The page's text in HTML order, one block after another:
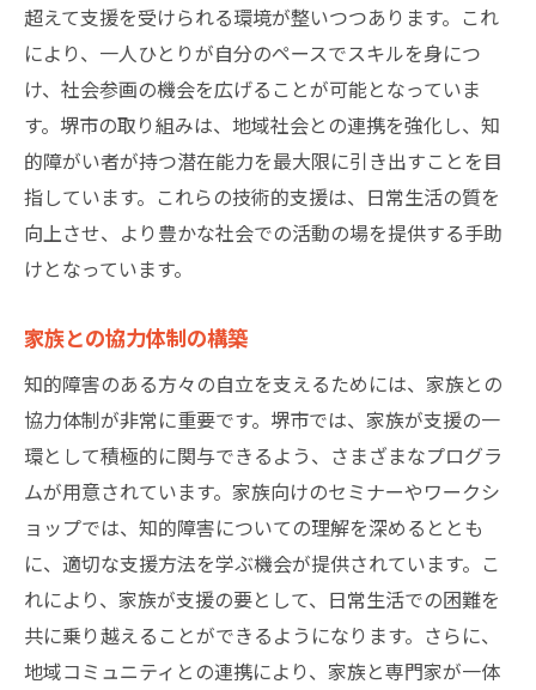
超えて支援を受けられる環境が整いつつあります。これ
により、一人ひとりが自分のペースでスキルを身につ
け、社会参画の機会を広げることが可能となっていま
す。堺市の取り組みは、地域社会との連携を強化し、知
的障がい者が持つ潜在能力を最大限に引き出すことを目
指しています。これらの技術的支援は、日常生活の質を
向上させ、より豊かな社会での活動の場を提供する手助
けとなっています。
家族との協力体制の構築
知的障害のある方々の自立を支えるためには、家族との
協力体制が非常に重要です。堺市では、家族が支援の一
環として積極的に関与できるよう、さまざまなプログラ
ムが用意されています。家族向けのセミナーやワークシ
ョップでは、知的障害についての理解を深めるととも
に、適切な支援方法を学ぶ機会が提供されています。こ
れにより、家族が支援の要として、日常生活での困難を
共に乗り越えることができるようになります。さらに、
地域コミュニティとの連携により、家族と専門家が一体